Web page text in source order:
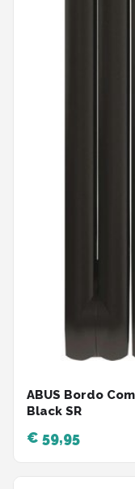
ABUS Bordo
Black SR
€ 59,95